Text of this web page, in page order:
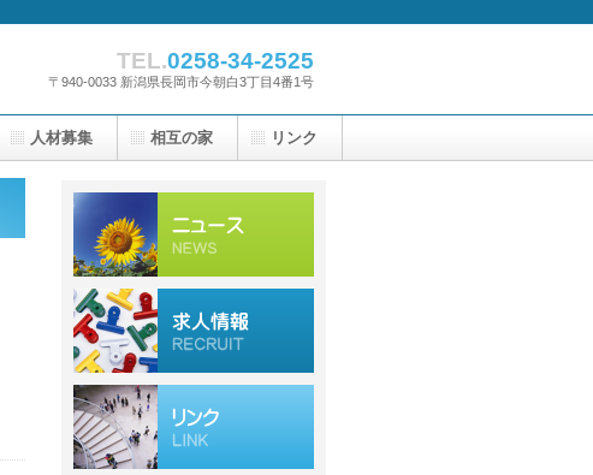
TEL.0258-34-2525
〒940-0033 新潟県長岡市今朝白3丁目4番1号
人材募集 相互の家 リンク